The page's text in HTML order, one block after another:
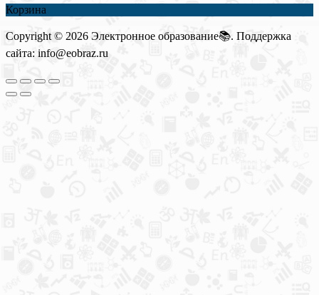
Корзина
Copyright © 2026 Электронное образование📚. Поддержка
сайта: info@eobraz.ru